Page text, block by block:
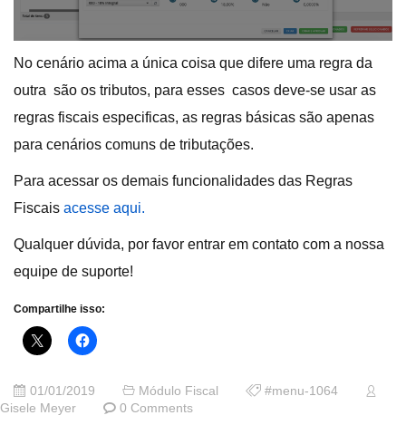
No cenário acima a única coisa que difere uma regra da
outra são os tributos, para esses casos deve-se usar as
regras fiscais especificas, as regras básicas são apenas
para cenários comuns de tributações.
Para acessar os demais funcionalidades das Regras
Fiscais acesse aqui.
Qualquer dúvida, por favor entrar em contato com a nossa
equipe de suporte!
Compartilhe isso:
01/01/2019 Módulo Fiscal
#menu-1064
Gisele Meyer
0 Comments